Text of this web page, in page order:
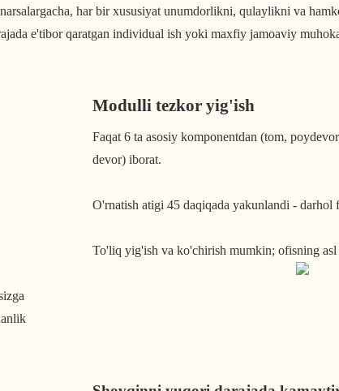
har bir xususiyat unumdorlikni, qulaylikni va
e'tibor qaratgan individual ish yoki maxfiy jamoaviy
Modulli tezkor yig'ish
Faqat 6 ta asosiy komponentdan (tom,
devor) iborat.
O'rnatish atigi 45 daqiqada yakunlandi - darhol
To'liq yig'ish va ko'chirish mumkin; ofisning